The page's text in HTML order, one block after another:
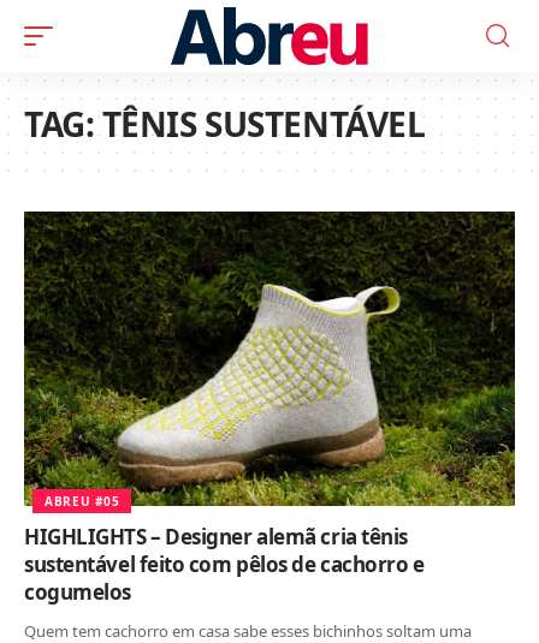
TAG:TÊNIS SUSTENTÁVEL
ABREU #05
HIGHLIGHTS – Designer alemã cria tênis
sustentável feito com pêlos de cachorro e
cogumelos
Quem tem cachorro em casa sabe esses bichinhos soltam uma